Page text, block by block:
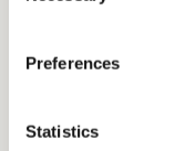
Preferences
Statistics
LUXE